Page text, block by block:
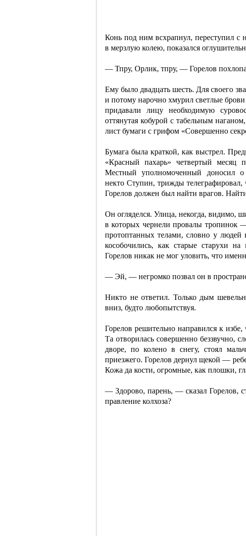
Конь под ним всхрапнул, переступил с
в мерзлую колею, показался
— Тпру, Орлик, тпру, — Горелов
Ему было двадцать шесть. Для своего
и потому нарочно хмурил светлые
придавали лицу необходимую
оттянутая кобурой с табельным
лист бумаги с грифом «Совершенно
Бумага была краткой, как выстрел.
«Красный пахарь» четвертый месяц
Местный уполномоченный доносил о
некто Ступин, трижды телеграфировал,
Горелов должен был найти врагов.
Он огляделся. Улица, некогда, видимо,
в которых чернели провалы
протоптанных телами, словно у
кособочились, как старые старухи
Горелов никак не мог уловить, что
— Эй, — негромко позвал он в
Никто не ответил. Только дым
вниз, будто любопытствуя.
Горелов решительно направился к
Та отворилась совершенно беззвучно,
дворе, по колено в снегу, стоял
приезжего. Горелов дернул щекой —
Кожа да кости, огромные, как плошки,
— Здорово, парень, — сказал Горелов,
правление колхоза?